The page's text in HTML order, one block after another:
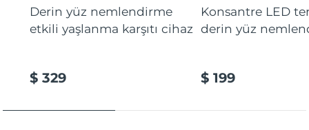
Derin yüz nemlendirme
etkili yaşlanma karşıtı cihaz
$ 329
Konsantre LED
derin yüz
$ 199